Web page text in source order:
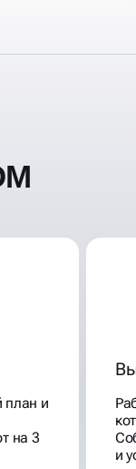
план и
на 3
и